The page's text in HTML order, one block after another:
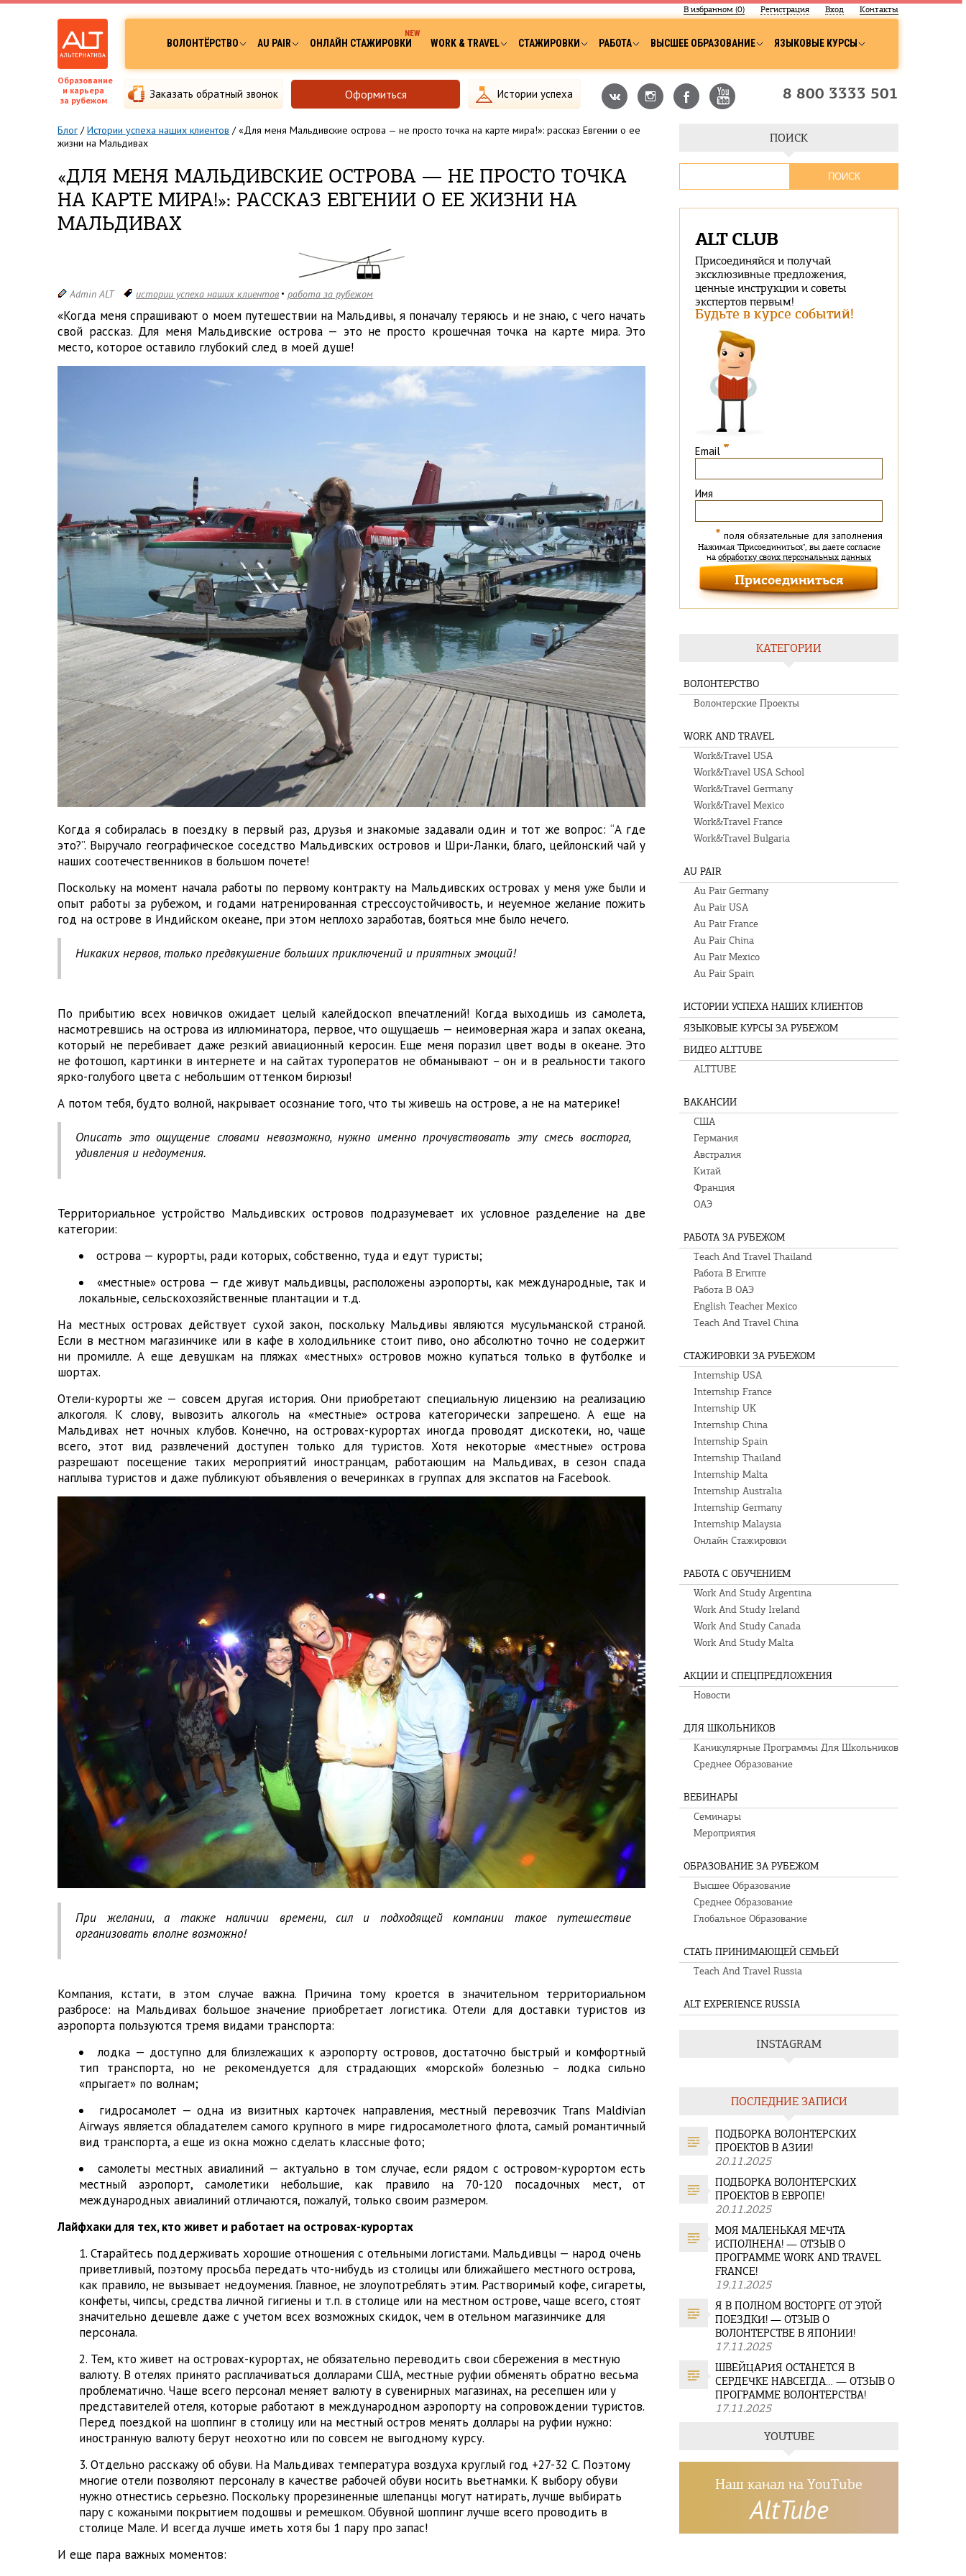
В избранном (0) Регистрация Вход Контакты
ВОЛОНТЁРСТВО AU PAIR ОНЛАЙН СТАЖИРОВКИ WORK & TRAVEL СТАЖИРОВКИ РАБОТА ВЫСШЕЕ ОБРАЗОВАНИЕ ЯЗЫКОВЫЕ КУРСЫ
Образование
и карьера
за рубежом
Заказать обратный звонок Оформиться Истории успеха 8 800 3333 501
Блог /Истории успеха наших клиентов /«Для меня Мальдивские острова — не просто точка на карте мира!»: рассказ Евгении о ее
жизни на Мальдивах
«ДЛЯ МЕНЯ МАЛЬДИВСКИЕ ОСТРОВА — НЕ ПРОСТО ТОЧКА
НА КАРТЕ МИРА!»: РАССКАЗ ЕВГЕНИИ О ЕЕ ЖИЗНИ НА
МАЛЬДИВАХ
Admin ALT истории успеха наших клиентов работа за рубежом
«Когда меня спрашивают о моем путешествии на Мальдивы, я поначалу теряюсь и не знаю, с чего начать
свой рассказ. Для меня Мальдивские острова — это не просто крошечная точка на карте мира. Это
место, которое оставило глубокий след в моей душе!
Когда я собиралась в поездку в первый раз, друзья и знакомые задавали один и тот же вопрос: “А где
это?”. Выручало географическое соседство Мальдивских островов и Шри-Ланки, благо, цейлонский чай у
наших соотечественников в большом почете!
Поскольку на момент начала работы по первому контракту на Мальдивских островах у меня уже были и
опыт работы за рубежом, и годами натренированная стрессоустойчивость, и неуемное желание пожить
год на острове в Индийском океане, при этом неплохо заработав, бояться мне было нечего.
Никаких нервов, только предвкушение больших приключений и приятных эмоций!
По прибытию всех новичков ожидает целый калейдоскоп впечатлений! Когда выходишь из самолета,
насмотревшись на острова из иллюминатора, первое, что ощущаешь — неимоверная жара и запах океана,
который не перебивает даже резкий авиационный керосин. Еще меня поразил цвет воды в океане. Это
не фотошоп, картинки в интернете и на сайтах туроператов не обманывают – он и в реальности такого
ярко-голубого цвета с небольшим оттенком бирюзы!
А потом тебя, будто волной, накрывает осознание того, что ты живешь на острове, а не на материке!
Описать это ощущение словами невозможно, нужно именно прочувствовать эту смесь восторга,
удивления и недоумения.
Территориальное устройство Мальдивских островов подразумевает их условное разделение на две
категории:
острова — курорты, ради которых, собственно, туда и едут туристы;
«местные» острова — где живут мальдивцы, расположены аэропорты, как международные, так и
локальные, сельскохозяйственные плантации и т.д.
На местных островах действует сухой закон, поскольку Мальдивы являются мусульманской страной.
Если в местном магазинчике или в кафе в холодильнике стоит пиво, оно абсолютно точно не содержит
ни промилле. А еще девушкам на пляжах «местных» островов можно купаться только в футболке и
шортах.
Отели-курорты же — совсем другая история. Они приобретают специальную лицензию на реализацию
алкоголя. К слову, вывозить алкоголь на «местные» острова категорически запрещено. А еще на
Мальдивах нет ночных клубов. Конечно, на островах-курортах иногда проводят дискотеки, но, чаще
всего, этот вид развлечений доступен только для туристов. Хотя некоторые «местные» острова
разрешают посещение таких мероприятий иностранцам, работающим на Мальдивах, в сезон спада
наплыва туристов и даже публикуют объявления о вечеринках в группах для экспатов на Facebook.
При желании, а также наличии времени, сил и подходящей компании такое путешествие
организовать вполне возможно!
Компания, кстати, в этом случае важна. Причина тому кроется в значительном территориальном
разбросе: на Мальдивах большое значение приобретает логистика. Отели для доставки туристов из
аэропорта пользуются тремя видами транспорта:
лодка — доступно для близлежащих к аэропорту островов, достаточно быстрый и комфортный
тип транспорта, но не рекомендуется для страдающих «морской» болезнью – лодка сильно
«прыгает» по волнам;
гидросамолет — одна из визитных карточек направления, местный перевозчик Trans Maldivian
Airways является обладателем самого крупного в мире гидросамолетного флота, самый романтичный
вид транспорта, а еще из окна можно сделать классные фото;
самолеты местных авиалиний — актуально в том случае, если рядом с островом-курортом есть
местный аэропорт, самолетики небольшие, как правило на 70-120 посадочных мест, от
международных авиалиний отличаются, пожалуй, только своим размером.
Лайфхаки для тех, кто живет и работает на островах-курортах
Старайтесь поддерживать хорошие отношения с отельными логистами. Мальдивцы — народ очень
приветливый, поэтому просьба передать что-нибудь из столицы или ближайшего местного острова,
как правило, не вызывает недоумения. Главное, не злоупотреблять этим. Растворимый кофе, сигареты,
конфеты, чипсы, средства личной гигиены и т.п. в столице или на местном острове, чаще всего, стоят
значительно дешевле даже с учетом всех возможных скидок, чем в отельном магазинчике для
персонала.
Тем, кто живет на островах-курортах, не обязательно переводить свои сбережения в местную
валюту. В отелях принято расплачиваться долларами США, местные руфии обменять обратно весьма
проблематично. Чаще всего персонал меняет валюту в сувенирных магазинах, на ресепшен или у
представителей отеля, которые работают в международном аэропорту на сопровождении туристов.
Перед поездкой на шоппинг в столицу или на местный остров менять доллары на руфии нужно:
иностранную валюту берут неохотно или по совсем не выгодному курсу.
Отдельно расскажу об обуви. На Мальдивах температура воздуха круглый год +27-32 C. Поэтому
многие отели позволяют персоналу в качестве рабочей обуви носить вьетнамки. К выбору обуви
нужно отнестись серьезно. Поскольку прорезиненные шлепанцы могут натирать, лучше выбирать
пару с кожаными покрытием подошвы и ремешком. Обувной шоппинг лучше всего проводить в
столице Мале. И всегда лучше иметь хотя бы 1 пару про запас!
И еще пара важных моментов:
ПОИСК
ALT CLUB
Присоединяйся и получай
эксклюзивные предложения,
ценные инструкции и советы
экспертов первым!
Будьте в курсе событий!
Email *
Имя
* поля обязательные для заполнения
Нажимая "Присоединиться", вы даете согласие
наобработку своих персональных данных
КАТЕГОРИИ
ВОЛОНТЕРСТВО
Волонтерские Проекты
WORK AND TRAVEL
Work&Travel USA
Work&Travel USA School
Work&Travel Germany
Work&Travel Mexico
Work&Travel France
Work&Travel Bulgaria
AU PAIR
Au Pair Germany
Au Pair USA
Au Pair France
Au Pair China
Au Pair Mexico
Au Pair Spain
ИСТОРИИ УСПЕХА НАШИХ КЛИЕНТОВ
ЯЗЫКОВЫЕ КУРСЫ ЗА РУБЕЖОМ
ВИДЕО ALTTUBE
ALTTUBE
ВАКАНСИИ
США
Германия
Австралия
Китай
Франция
ОАЭ
РАБОТА ЗА РУБЕЖОМ
Teach And Travel Thailand
Работа В Египте
Работа В ОАЭ
English Teacher Mexico
Teach And Travel China
СТАЖИРОВКИ ЗА РУБЕЖОМ
Internship USA
Internship France
Internship UK
Internship China
Internship Spain
Internship Thailand
Internship Malta
Internship Australia
Internship Germany
Internship Malaysia
Онлайн Стажировки
РАБОТА С ОБУЧЕНИЕМ
Work And Study Argentina
Work And Study Ireland
Work And Study Canada
Work And Study Malta
АКЦИИ И СПЕЦПРЕДЛОЖЕНИЯ
Новости
ДЛЯ ШКОЛЬНИКОВ
Каникулярные Программы Для Школьников
Среднее Образование
ВЕБИНАРЫ
Семинары
Мероприятия
ОБРАЗОВАНИЕ ЗА РУБЕЖОМ
Высшее Образование
Среднее Образование
Глобальное Образование
СТАТЬ ПРИНИМАЮЩЕЙ СЕМЬЕЙ
Teach And Travel Russia
ALT EXPERIENCE RUSSIA
INSTAGRAM
ПОСЛЕДНИЕ ЗАПИСИ
ПОДБОРКА ВОЛОНТЕРСКИХ
ПРОЕКТОВ В АЗИИ!
20.11.2025
ПОДБОРКА ВОЛОНТЕРСКИХ
ПРОЕКТОВ В ЕВРОПЕ!
20.11.2025
МОЯ МАЛЕНЬКАЯ МЕЧТА
ИСПОЛНЕНА! — ОТЗЫВ О
ПРОГРАММЕ WORK AND TRAVEL
FRANCE!
19.11.2025
Я В ПОЛНОМ ВОСТОРГЕ ОТ ЭТОЙ
ПОЕЗДКИ! — ОТЗЫВ О
ВОЛОНТЕРСТВЕ В ЯПОНИИ!
17.11.2025
ШВЕЙЦАРИЯ ОСТАНЕТСЯ В
СЕРДЕЧКЕ НАВСЕГДА… — ОТЗЫВ О
ПРОГРАММЕ ВОЛОНТЕРСТВА!
17.11.2025
YOUTUBE
Наш канал на YouTube
AltTube